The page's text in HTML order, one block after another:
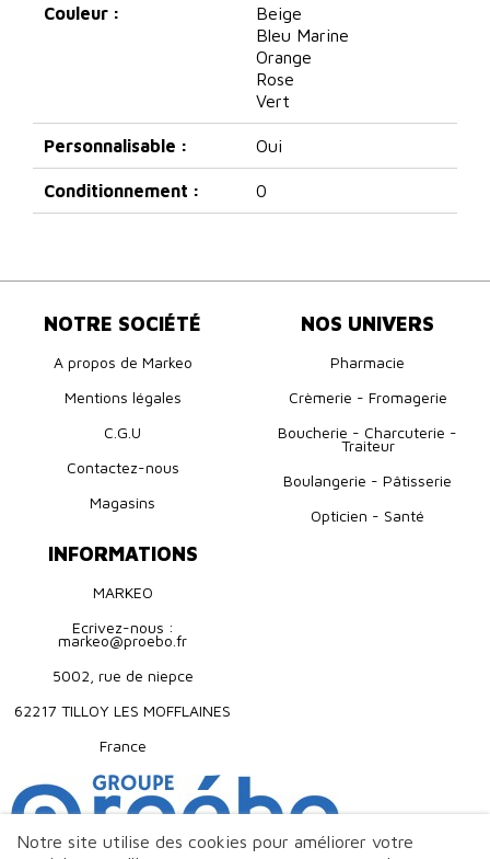
Couleur :
Beige
Bleu Marine
Orange
Rose
Vert
Personnalisable : Oui
Conditionnement : 0
NOTRE SOCIÉTÉ
A propos de Markeo
Mentions légales
C.G.U
Contactez-nous
Magasins
NOS UNIVERS
Pharmacie
Crèmerie - Fromagerie
Boucherie - Charcuterie -
Traiteur
Boulangerie - Pâtisserie
Opticien - Santé
INFORMATIONS
MARKEO
Ecrivez-nous :
markeo@proebo.fr
5002, rue de niepce
62217 TILLOY LES MOFFLAINES
France
Notre site utilise des cookies pour améliorer votre